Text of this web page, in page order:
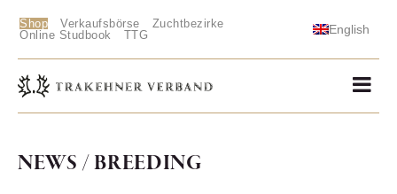
Shop Verkaufsbörse
Zuchtbezirke
Online Studbook
TTG English
NEWS / BREEDING